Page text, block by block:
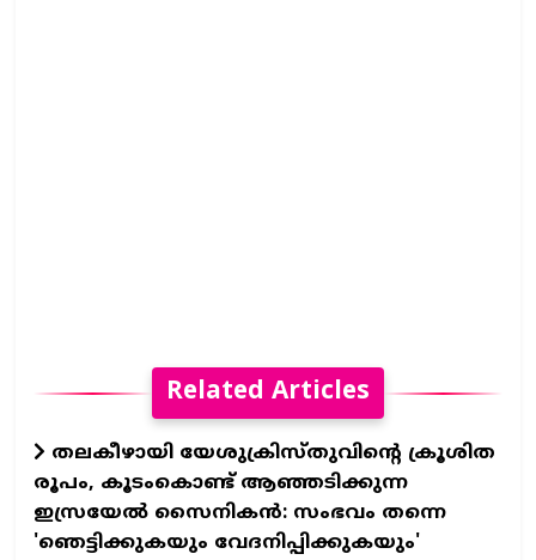
Related Articles
തലകീഴായി യേശുക്രിസ്തുവിന്റെ ക്രൂശിത
രൂപം, കൂടംകൊണ്ട് ആഞ്ഞടിക്കുന്ന
ഇസ്രയേൽ സൈനികൻ: സംഭവം തന്നെ
'ഞെട്ടിക്കുകയും വേദനിപ്പിക്കുകയും'